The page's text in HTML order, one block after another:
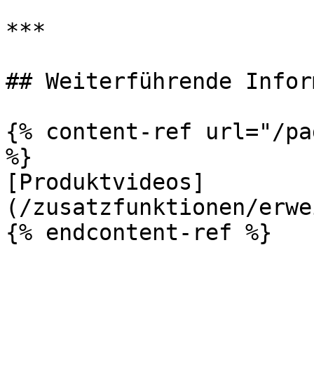
***
## Weiterführende
{% content-ref url="/
%}
[Produktvideos]
(/zusatzfunktionen/